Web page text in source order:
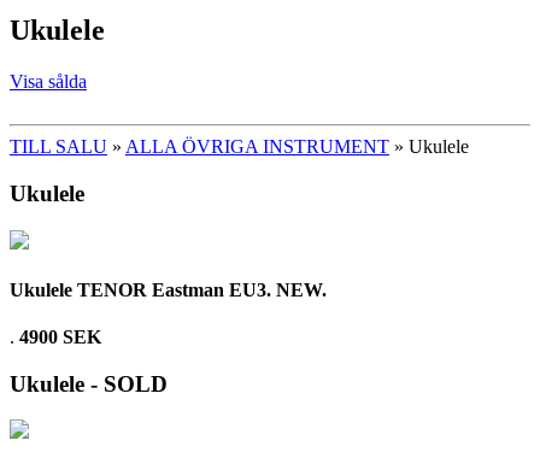
Ukulele
Visa sålda
TILL SALU » ALLA ÖVRIGA INSTRUMENT » Ukulele
Ukulele
Ukulele TENOR Eastman EU3. NEW.
. 4900 SEK
Ukulele - SOLD